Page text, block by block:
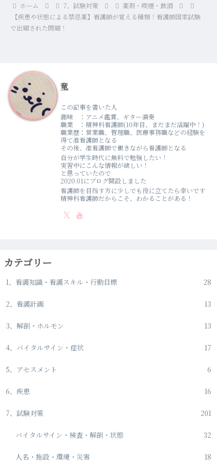
ホーム 7、試験対策
薬剤・喫煙・飲酒
【疾患や状態による禁忌薬】看護師が覚える種類！看護師国家試験
で出題された問題！
竜
この記事を書いた人
趣味 ：アニメ鑑賞、ギター演奏
職業 ：精神科看護師(10年目、まだまだ活躍中！)
職業歴：営業職、管理職、医療事務職などの経験を
得て准看護師となる
その後、准看護師で働きながら看護師となる
自分が学生時代に無料で勉強したい！
実習中にこんな情報が欲しい！
と思っていたので
2020.01にブログ開設しました
看護師を目指す方に少しでも役に立てたら幸いです
精神科看護師だからこそ、わかることがある！
カテゴリー
1、看護知識・看護スキル・行動目標 28
2、看護計画 13
3、解剖・ホルモン 13
4、バイタルサイン・症状 17
5、アセスメント 6
6、疾患 16
7、試験対策 201
バイタルサイン・検査・解剖・状態 32
人名・施設・環境・災害 18